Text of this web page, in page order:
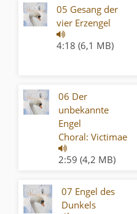
05 Gesang der
vier Erzengel
4:18 (6,1 MB)
06 Der
unbekannte
Engel
Choral: Victimae
2:59 (4,2 MB)
07 Engel des
Dunkels